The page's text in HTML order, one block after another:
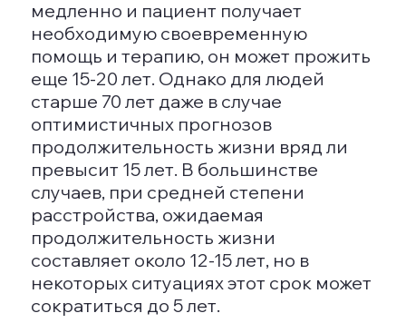
Современные медикаменты,
применяемые при деменции,
включают:
Ингибиторы (например,
Галантамин, Донепизил) –
замедляют разрушение клеток
мозга.
Модуляторы (например,
Акатинол, Мемантин) –
вредных веществ в мозге.
Антипсихотические препараты
(антидепрессанты) – помогают
устранить невротические
симптомы.
Нейропротекторы (например,
Сомазин, Церебролизин,
Кортексин) – полезны при